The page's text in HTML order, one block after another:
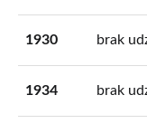
1930 brak
1934 brak